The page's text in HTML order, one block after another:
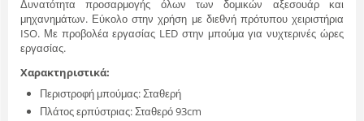
Δυνατότητα προσαρμογής όλων των δομικών αξεσουάρ και
μηχανημάτων. Εύκολο στην χρήση με διεθνή πρότυπου χειριστήρια
ISO. Με προβολέα εργασίας LED στην μπούμα για νυχτερινές ώρες
εργασίας.
Χαρακτηριστικά:
Περιστροφή μπούμας: Σταθερή
Πλάτος ερπύστριας: Σταθερό 93cm